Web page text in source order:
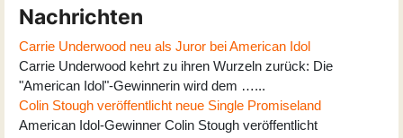
Nachrichten
Carrie Underwood neu als Juror bei American Idol
Carrie Underwood kehrt zu ihren Wurzeln zurück: Die
"American Idol"-Gewinnerin wird dem …...
Colin Stough veröffentlicht neue Single Promiseland
American Idol-Gewinner Colin Stough veröffentlicht